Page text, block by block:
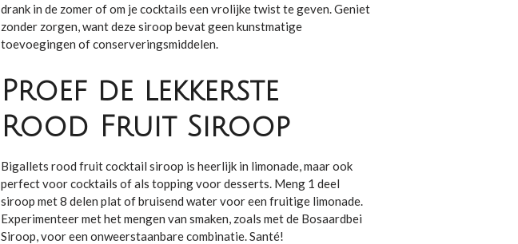
drank in de zomer of om je cocktails een vrolijke twist te geven. Geniet
zonder zorgen, want deze siroop bevat geen kunstmatige
toevoegingen of conserveringsmiddelen.
Proef de lekkerste
Rood Fruit Siroop
Bigallets rood fruit cocktail siroop is heerlijk in limonade, maar ook
perfect voor cocktails of als topping voor desserts. Meng 1 deel
siroop met 8 delen plat of bruisend water voor een fruitige limonade.
Experimenteer met het mengen van smaken, zoals met de Bosaardbei
Siroop, voor een onweerstaanbare combinatie. Santé!